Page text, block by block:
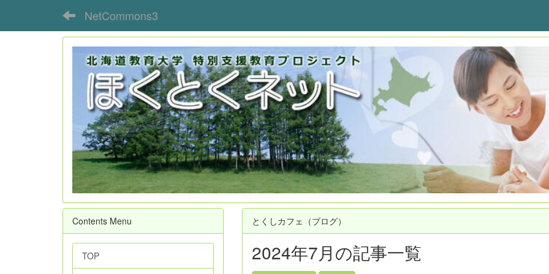
NetCommons3
とくしカフェ（ブログ）
2024年7月の記事一覧
Contents Menu
TOP